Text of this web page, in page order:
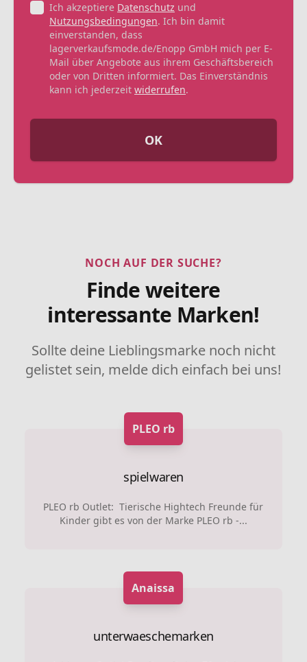
Ich akzeptiere Datenschutz und
Nutzungsbedingungen. Ich bin damit
einverstanden, dass
lagerverkaufsmode.de/Enopp GmbH mich per E-
Mail über Angebote aus ihrem Geschäftsbereich
oder von Dritten informiert. Das Einverständnis
kann ich jederzeit widerrufen.
OK
NOCH AUF DER SUCHE?
Finde weitere
interessante Marken!
Sollte deine Lieblingsmarke noch nicht
gelistet sein, melde dich einfach bei uns!
PLEO rb
spielwaren
PLEO rb Outlet: Tierische Hightech Freunde für
Kinder gibt es von der Marke PLEO rb -...
Anaissa
unterwaeschemarken